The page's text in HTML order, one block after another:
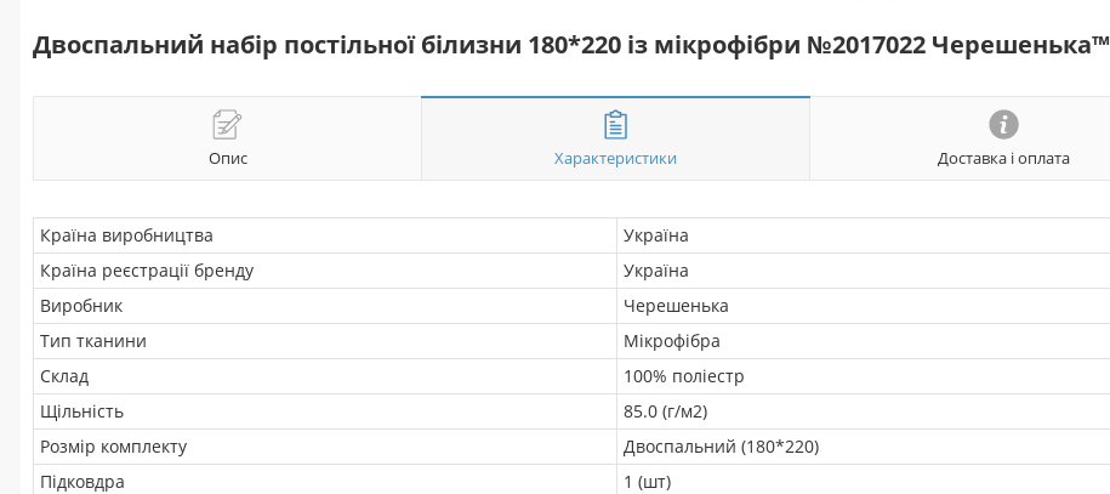
Двоспальний набір постільної білизни 180*220 із мікрофібри №2017022 Черешенька™
Опис Характеристики Доставка і оплата
Країна виробництва
Україна
Країна реєстрації бренду
Україна
Виробник
Черешенька
Тип тканини
Мікрофібра
Склад
100% поліестр
Щільність
85.0 (г/м2)
Розмір комплекту
Двоспальний (180*220)
Підковдра
1 (шт)